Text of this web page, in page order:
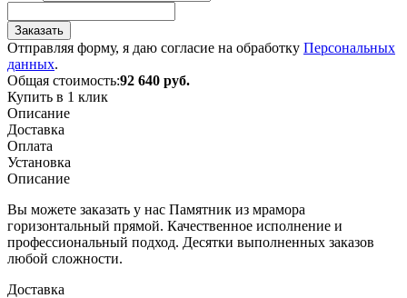
Заказать
Отправляя форму, я даю согласие на обработку Персональных
данных.
Общая стоимость:92 640 руб.
Купить в 1 клик
Описание
Доставка
Оплата
Установка
Описание
Вы можете заказать у нас Памятник из мрамора
горизонтальный прямой. Качественное исполнение и
профессиональный подход. Десятки выполненных заказов
любой сложности.
Доставка